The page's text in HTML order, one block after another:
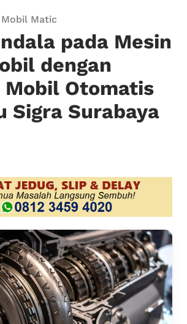
Mobil Matic
pada Mesin
dengan
Mobil Otomatis
Sigra Surabaya